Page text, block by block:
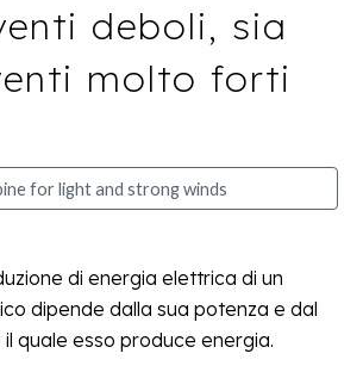
deboli, sia
molto forti
for light and strong winds
di energia elettrica di un
dipende dalla sua potenza e dal
quale esso produce energia.